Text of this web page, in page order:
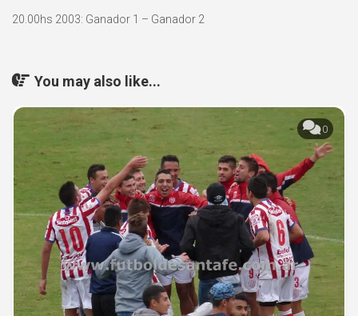
20.00hs 2003: Ganador 1 – Ganador 2
You may also like...
0